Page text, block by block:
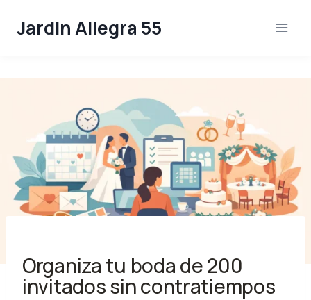
Jardin Allegra 55
Organiza tu boda de 200
invitados sin contratiempos